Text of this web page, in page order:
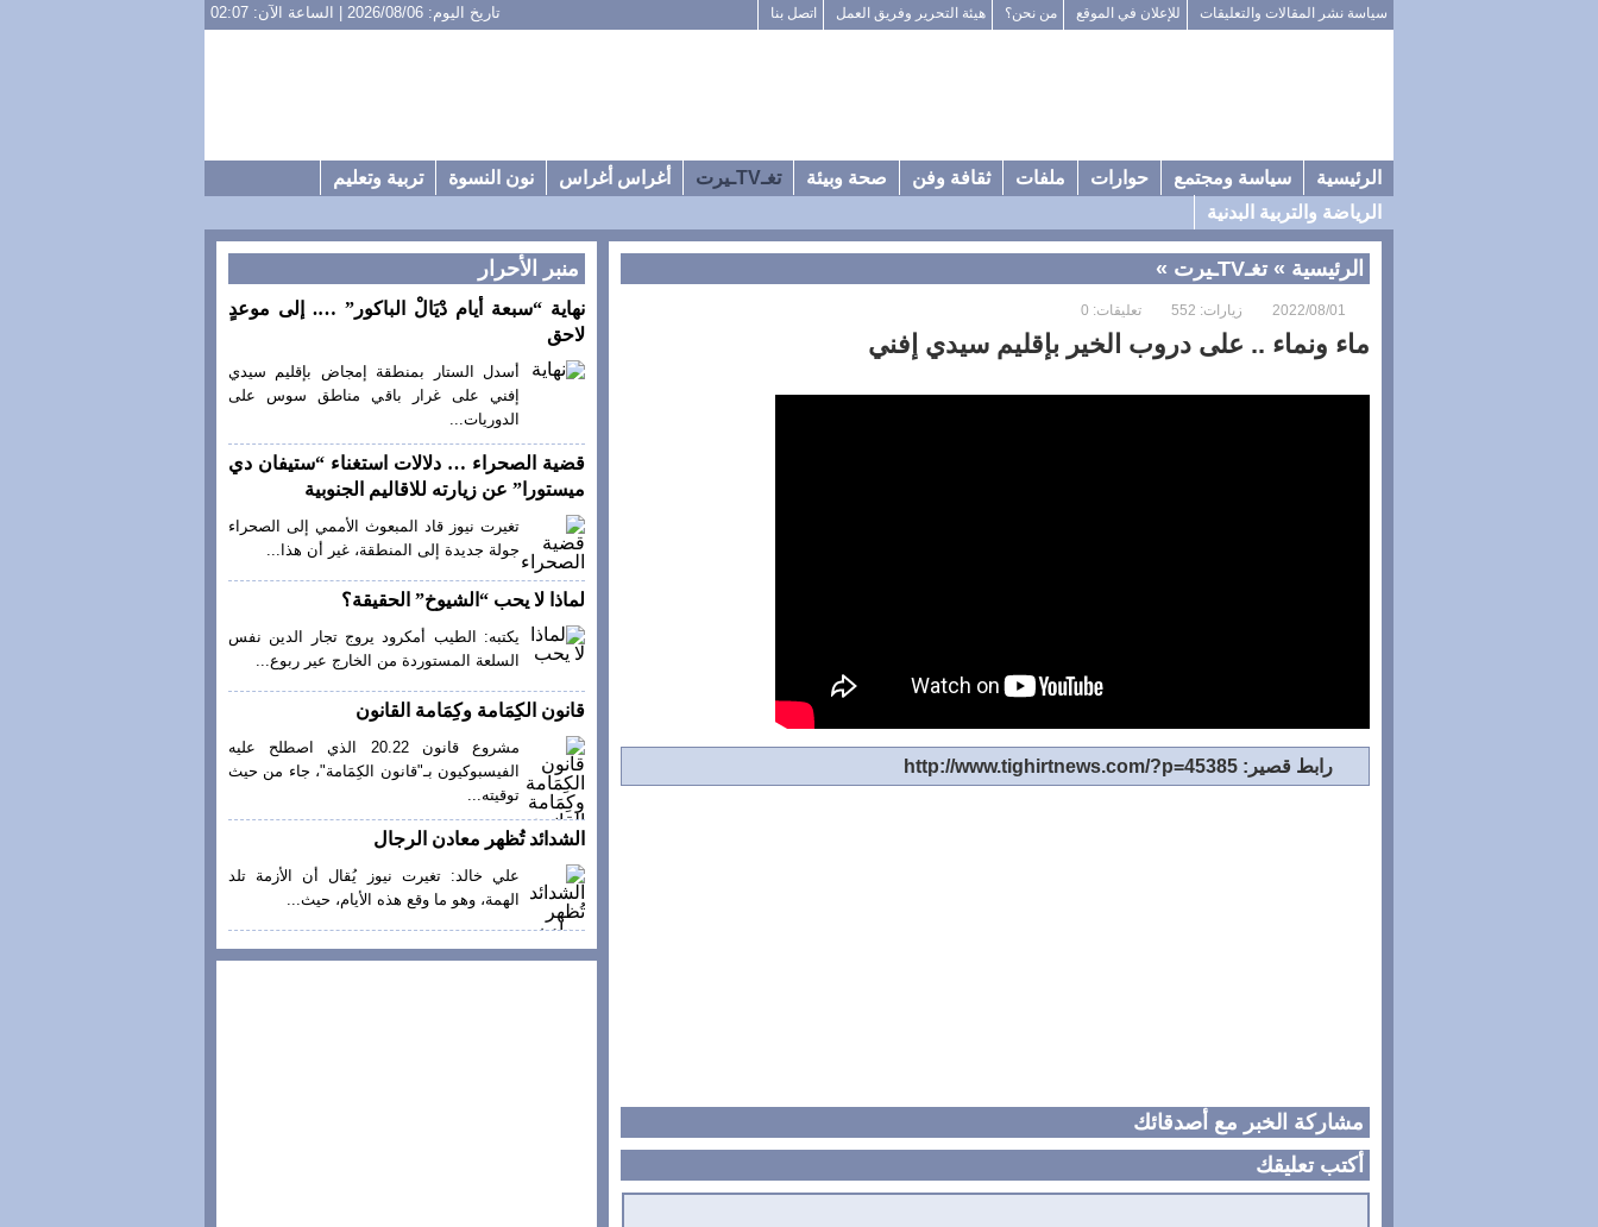
سياسة نشر المقالات والتعليقات للإعلان في الموقع من نحن؟ هيئة التحرير وفريق العمل اتصل بنا تاريخ اليوم: 2026/08/06 | الساعة الآن: 02:07
الرئيسية سياسة ومجتمع حوارات ملفات ثقافة وفن صحة وبيئة تغـTVـيرت أغراس أغراس نون النسوة
تربية وتعليم
الرياضة والتربية البدنية
الرئيسية » تغـTVـيرت »
2022/08/01 زيارات: 552 تعليقات: 0
ماء ونماء .. على دروب الخير بإقليم سيدي إفني
رابط قصير: http://www.tighirtnews.com/?p=45385
مشاركة الخبر مع أصدقائك
أكتب تعليقك
منبر الأحرار
نهاية “سبعة أيام دْيَالْ الباكور” …. إلى موعدٍ
لاحق
أسدل الستار بمنطقة إمجاض بإقليم سيدي
إفني على غرار باقي مناطق سوس على
الدوريات...
قضية الصحراء … دلالات استغناء “ستيفان دي
ميستورا” عن زيارته للاقاليم الجنوبية
تغيرت نيوز قاد المبعوث الأممي إلى الصحراء
جولة جديدة إلى المنطقة، غير أن هذا...
لماذا لا يحب “الشيوخ” الحقيقة؟
يكتبه: الطيب أمكرود يروج تجار الدين نفس
السلعة المستوردة من الخارج عير ربوع...
قانون الكِمَامة وكِمَامة القانون
مشروع قانون 20.22 الذي اصطلح عليه
الفيسبوكيون بـ"قانون الكِمَامة"، جاء من حيث
توقيته...
الشدائد تُظهر معادن الرجال
علي خالد: تغيرت نيوز يُقال أن الأزمة تلد
الهمة، وهو ما وقع هذه الأيام، حيث...